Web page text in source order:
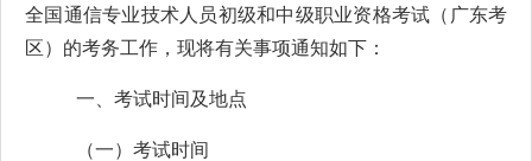
全国通信专业技术人员初级和中级职业资格考试（广东考
区）的考务工作，现将有关事项通知如下：
一、考试时间及地点
（一）考试时间